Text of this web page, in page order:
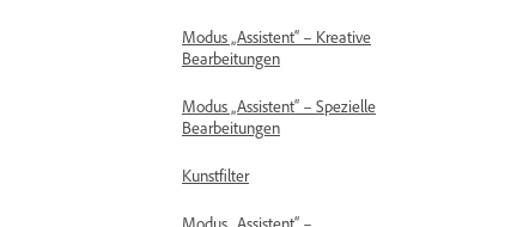
Modus „Assistent“ – Kreative
Bearbeitungen
Modus „Assistent“ – Spezielle
Bearbeitungen
Kunstfilter
Modus „Assistent“ –